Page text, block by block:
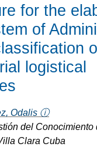
for the
of
logistical
Odalis ⓘ
del Conocimiento
Clara Cuba